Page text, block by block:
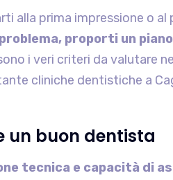
alla prima impressione o
proporti un
i veri criteri da
cliniche dentistiche a
un buon dentista
tecnica e capacità di